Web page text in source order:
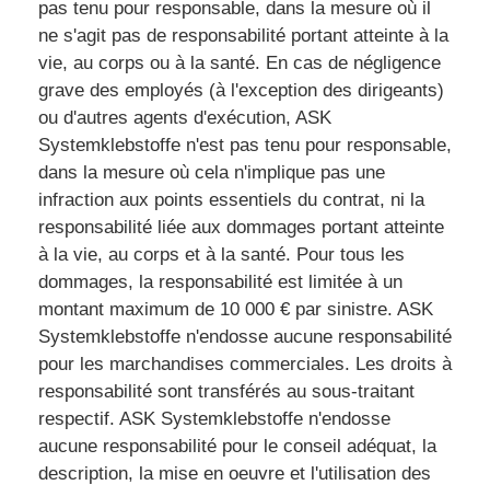
pas tenu pour responsable, dans la mesure où il
ne s'agit pas de responsabilité portant atteinte à la
vie, au corps ou à la santé. En cas de négligence
grave des employés (à l'exception des dirigeants)
ou d'autres agents d'exécution, ASK
Systemklebstoffe n'est pas tenu pour responsable,
dans la mesure où cela n'implique pas une
infraction aux points essentiels du contrat, ni la
responsabilité liée aux dommages portant atteinte
à la vie, au corps et à la santé. Pour tous les
dommages, la responsabilité est limitée à un
montant maximum de 10 000 € par sinistre. ASK
Systemklebstoffe n'endosse aucune responsabilité
pour les marchandises commerciales. Les droits à
responsabilité sont transférés au sous-traitant
respectif. ASK Systemklebstoffe n'endosse
aucune responsabilité pour le conseil adéquat, la
description, la mise en oeuvre et l'utilisation des